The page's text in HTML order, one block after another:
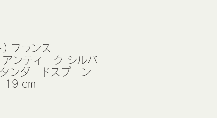
フランス
ンティーク シルバ
ンダードスプーン
19 cm